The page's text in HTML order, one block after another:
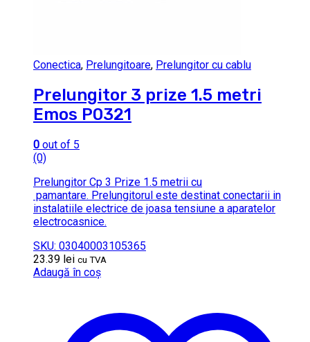
Conectica, Prelungitoare, Prelungitor cu cablu
Prelungitor 3 prize 1.5 metri
Emos P0321
0 out of 5
(0)
Prelungitor Cp 3 Prize 1.5 metrii cu
pamantare. Prelungitorul este destinat conectarii in
instalatiile electrice de joasa tensiune a aparatelor
electrocasnice.
SKU: 03040003105365
23.39 lei cu TVA
Adaugă în coș